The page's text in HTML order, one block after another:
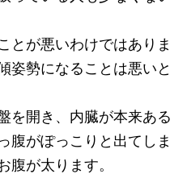
とが悪いわけではありま
姿勢になることは悪いと
を開き、内臓が本来ある
腹がぽっこりと出てしま
腹が太ります。